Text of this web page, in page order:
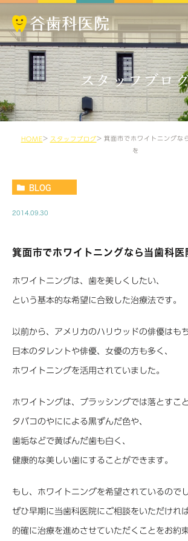
スタッフブロ
HOME スタッフブログ
箕面市でホワイトニングな
を
BLOG
2014.09.30
箕面市でホワイトニングなら当歯科医
ホワイトニングは、歯を美しくしたい、
という基本的な希望に合致した治療法です。
以前から、アメリカのハリウッドの俳優はも
日本のタレントや俳優、女優の方も多く、
ホワイトニングを活用されていました。
ホワイトングは、ブラッシングでは落とすこ
タバコのやにによる黒ずんだ色や、
歯垢などで黄ばんだ歯も白く、
健康的な美しい歯にすることができます。
もし、ホワイトニングを希望されているのでし
ぜひ早期に当歯科医院にご相談をいただければ
的確に治療を進めさせていただくことをお約